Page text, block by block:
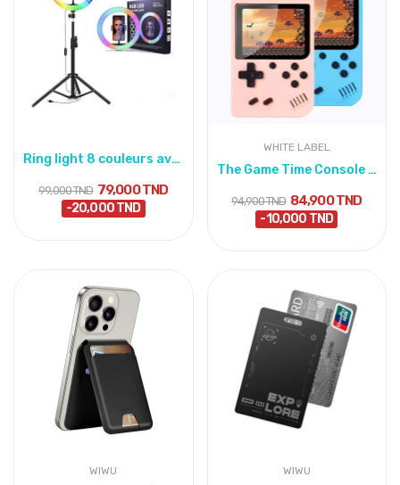
Ring light 8 couleurs avec langueur de 2 mètres
99,000 TND 79,000 TND
-20,000 TND
WHITE LABEL
The Game Time Console Jeu 400 Classic Game
94,900 TND 84,900 TND
-10,000 TND
WIWU WIWU